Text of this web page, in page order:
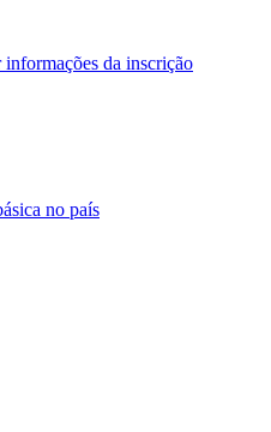
da inscrição
no país